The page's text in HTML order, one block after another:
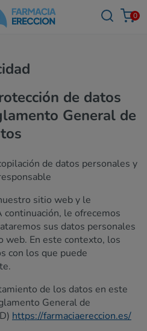
0
de datos
General de
de datos personales y
sitio web y le
continuación, le ofrecemos
sus datos personales
web. En este contexto, los
con los que puede
de los datos en este
General de
https://farmaciaereccion.es/